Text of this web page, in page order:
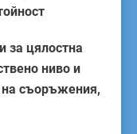
за цялостна
ниво и
съоръжения,